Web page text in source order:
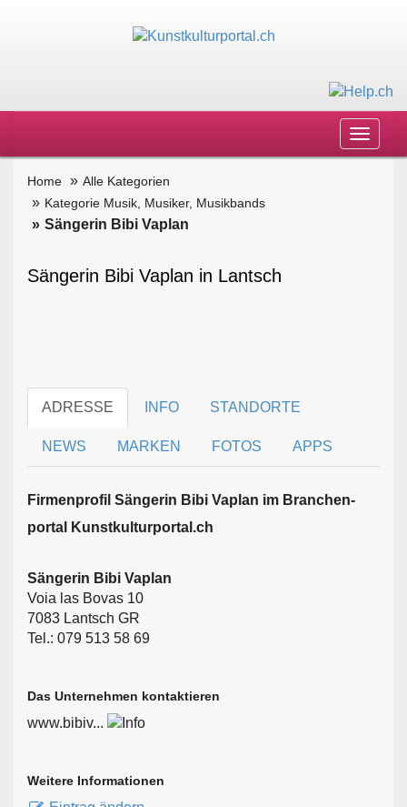
Toggle
Home
Alle Kategorien
Kategorie Musik, Musiker, Musikbands
Sängerin Bibi Vaplan
Sängerin Bibi Vaplan in Lantsch
ADRESSE INFO STANDORTE
NEWS MARKEN FOTOS APPS
Firmen­profil Sängerin Bibi Vaplan im Branchen­
portal Kunstkulturportal.ch
Sängerin Bibi Vaplan
Voia las Bovas 10
7083 Lantsch GR
Tel.: 079 513 58 69
Das Unternehmen kontaktieren
www.bibiv...
Weitere Informationen